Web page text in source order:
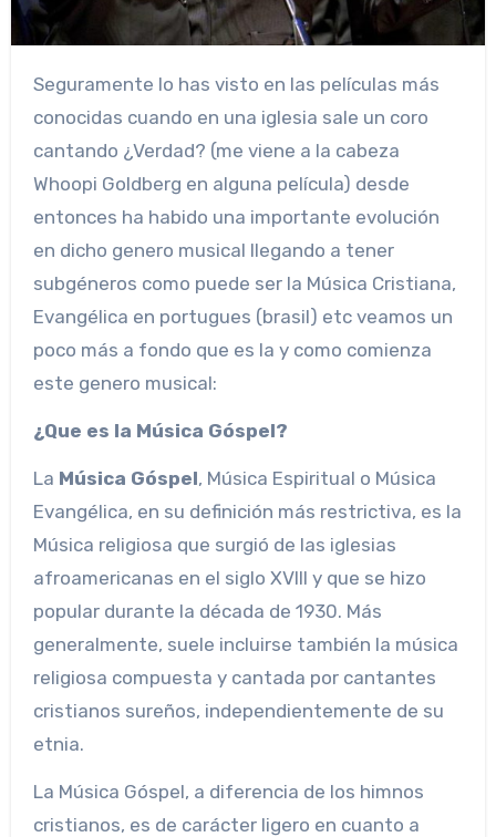
Seguramente lo has visto en las películas más
conocidas cuando en una iglesia sale un coro
cantando ¿Verdad? (me viene a la cabeza
Whoopi Goldberg en alguna película) desde
entonces ha habido una importante evolución
en dicho genero musical llegando a tener
subgéneros como puede ser la Música Cristiana,
Evangélica en portugues (brasil) etc veamos un
poco más a fondo que es la y como comienza
este genero musical:
¿Que es la Música Góspel?
La Música Góspel, Música Espiritual o Música
Evangélica, en su definición más restrictiva, es la
Música religiosa que surgió de las iglesias
afroamericanas en el siglo XVIII y que se hizo
popular durante la década de 1930. Más
generalmente, suele incluirse también la música
religiosa compuesta y cantada por cantantes
cristianos sureños, independientemente de su
etnia.
La Música Góspel, a diferencia de los himnos
cristianos, es de carácter ligero en cuanto a